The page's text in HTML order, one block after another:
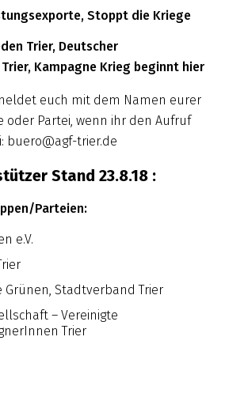
Stoppt die Kriege
Trier, Deutscher
Kampagne Krieg beginnt hier
euch mit dem Namen eurer
oder Partei, wenn ihr den Aufruf
buero@agf-trier.de
Stand 23.8.18 :
Parteien:
e.V.
Grünen, Stadtverband Trier
– Vereinigte
Trier